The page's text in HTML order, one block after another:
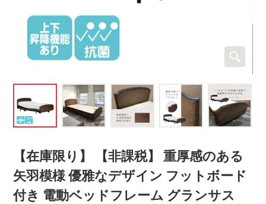
【在庫限り】 【非課税】 重厚感のある
矢羽模様 優雅なデザイン フットボード
付き 電動ベッドフレーム グランサス